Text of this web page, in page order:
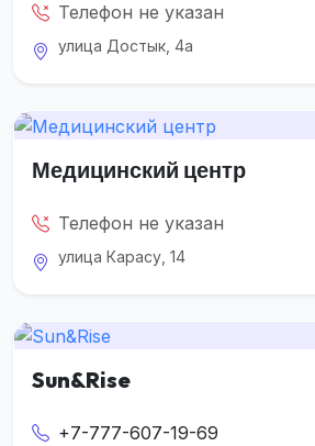
Телефон не указан
улица Достык, 4а
Медицинский центр
Телефон не указан
улица Карасу, 14
Sun&Rise
+7-777-607-19-69